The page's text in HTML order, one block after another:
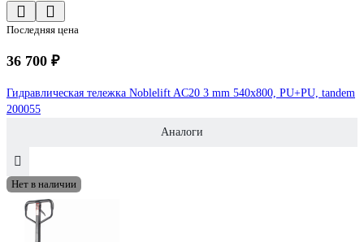
Последняя цена
36 700 ₽
Гидравлическая тележка Noblelift AC20 3 mm 540x800, PU+PU, tandem
200055
Аналоги
Нет в наличии